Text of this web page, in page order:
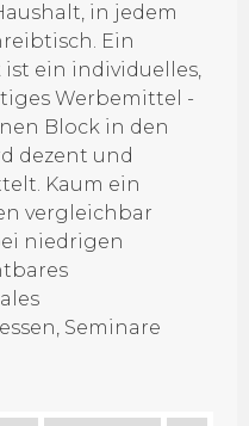
in jedem
Ein
ein individuelles,
Werbemittel -
Block in den
dezent und
Kaum ein
vergleichbar
niedrigen
Seminare